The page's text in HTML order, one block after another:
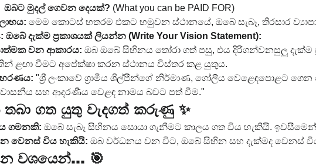
ඔබට මුදල් ගෙවන දෙයක්? (What you can be PAID FOR)
මෙම කොටස් හතරම එකට හමුවන ස්ථානයේ, ඔබේ සැබෑ, තිරසාර
ඔබේ දැක්ම ප්‍රකාශයක් ලියන්න (Write Your Vision Statement):
වන ආකාරය: ඔබ ඔබේ සිහිනය තෝරා ගත් පසු, එය දිරිගන්වනසුලු දැක්ම
ළඟා වීමට අපේක්ෂා කරන ස්ථානය විස්තර කළ යුතුය.
"ශ්‍රී ලංකාවේ ග්‍රාමීය ශිල්පීන්ගේ නිර්මාණ, ගෝලීය වෙළෙඳපොළට
සහ ආදරණීය වෙළඳ නාමය බවට පත් වීම."
ගත යුතු වැදගත් කරුණු ✨
ගමනකි: ඔබේ සැබෑ සිහිනය සොයා ගැනීමට කාලය ගත විය හැකියි.
වෙනස් විය හැකියි: ඔබ වර්ධනය වන විට, ඔබේ සිහින සහ දැක්මද වෙනස්
වශයෙන්... 🎯